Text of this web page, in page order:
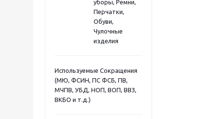
уборы, Ремни,
Перчатки,
Обуви,
Чулочные
изделия
Используемые Сокращения
(МЮ, ФСИН, ПС ФСБ, ПВ,
МЧПВ, УБД, НОП, ВОП, ВВЗ,
ВКБО и т.д.)